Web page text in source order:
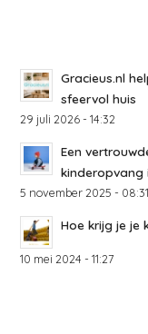
Gracieus.nl
sfeervol huis
29 juli 2026 - 14:32
Een
kinderopvang
5 november 2025 - 08:31
Hoe krijg je je
10 mei 2024 - 11:27